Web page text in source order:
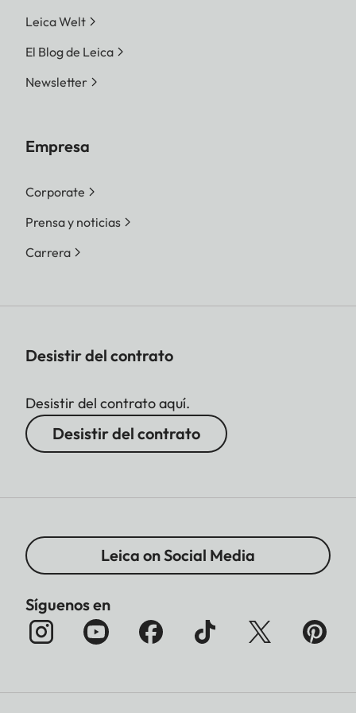
Leica Welt
El Blog de Leica
Newsletter
Empresa
Corporate
Prensa y noticias
Carrera
Desistir del contrato
Desistir del contrato aquí.
Desistir del contrato
Leica on Social Media
Síguenos en